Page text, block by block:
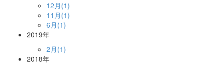
12月(1)
11月(1)
6月(1)
2019年
2月(1)
2018年